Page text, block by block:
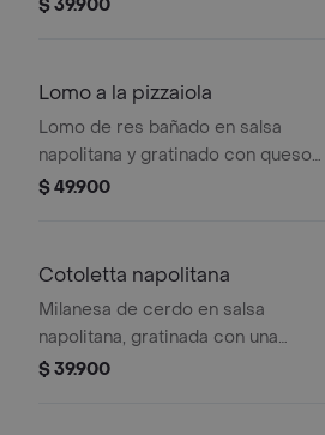
con queso parmessano.
$ 39.900
Lomo a la pizzaiola
Lomo de res bañado en salsa
napolitana y gratinado con queso
mozarella y parmesano sobre pasta
$ 49.900
Cotoletta napolitana
Milanesa de cerdo en salsa
napolitana, gratinada con una
combinación de queso mozzarella y
$ 39.900